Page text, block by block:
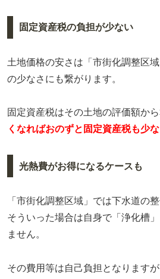
固定資産税の負担が少ない
土地価格の安さは「市街化調整区
の少なさにも繋がります。
固定資産税はその土地の評価額から
くなればおのずと固定資産税も少
光熱費がお得になるケースも
「市街化調整区域」では下水道の
そういった場合は自身で「浄化槽
ません。
その費用等は自己負担となります